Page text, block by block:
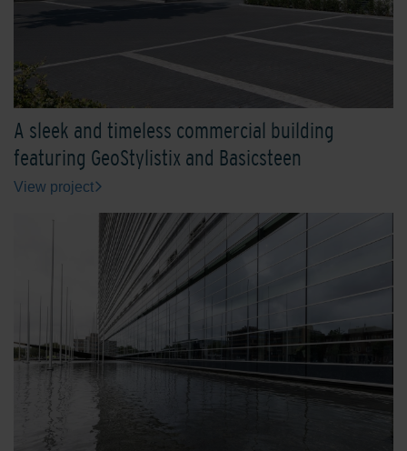
A sleek and timeless commercial building
featuring GeoStylistix and Basicsteen
View project